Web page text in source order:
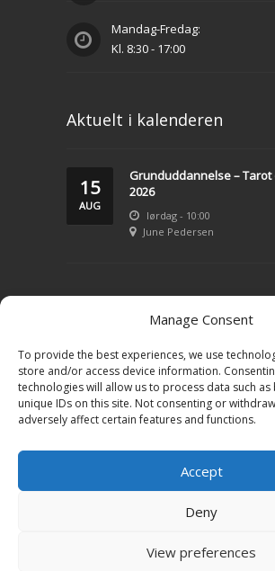
Manage Consent
To provide the best experiences, we use
store and/or access device information.
technologies will allow us to process data such
unique IDs on this site. Not consenting or
adversely affect certain features and functions.
Accept
Deny
View preferences
Mandag-Fredag:
Kl. 8:30 - 17:00
Aktuelt i kalenderen
15
AUG
Grunduddannelse – Tarot
2026
lørdag - 10:00
June Pedersen
LIVSVEJLEDNING
Konsultation – klarsyn
Tarot